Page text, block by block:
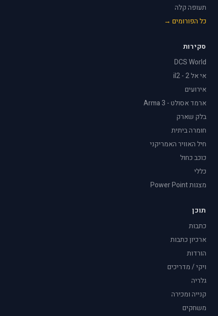
תעופה קלה
כל הפורומים →
סקירות
DCS World
אי אל 2 - il2
אירועים
ארמד אסולט - Arma 3
בלק שארק
חומרה ביתית
חיל האוויר האמריקני
כוכב כחול
כללי
מצגות Power Point
תוכן
כתבות
ארכיון כתבות
הורדות
ויקי / מדריכים
גלריה
קנייה ומכירה
משחקים